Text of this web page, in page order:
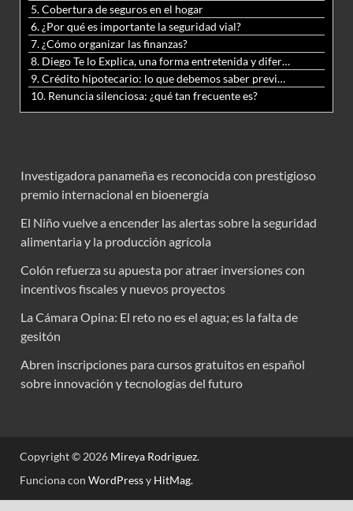
5. Cobertura de seguros en el hogar
6. ¿Por qué es importante la seguridad vial?
7. ¿Cómo organizar las finanzas?
8. Diego Te lo Explica, una forma entretenida y diferente de aprender matemáticas y ciencias
9. Crédito hipotecario: lo que debemos saber previo a adquirir nuestra vivienda
10. Renuncia silenciosa: ¿qué tan frecuente es?
Investigadora panameña es reconocida con prestigioso
premio internacional en bioenergía
El Niño vuelve a encender las alertas sobre la seguridad
alimentaria y la producción agrícola
Colón refuerza su apuesta por atraer inversiones con
incentivos fiscales y nuevos proyectos
La Cámara Opina: El reto no es el agua; es la falta de
gesitón
Abren inscripciones para cursos gratuitos en español
sobre innovación y tecnologías del futuro
Copyright © 2026 Mireya Rodriguez.
Funciona con WordPressy HitMag.